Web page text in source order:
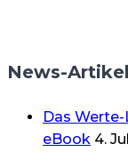
News-Artikel
Das
eBook 4.